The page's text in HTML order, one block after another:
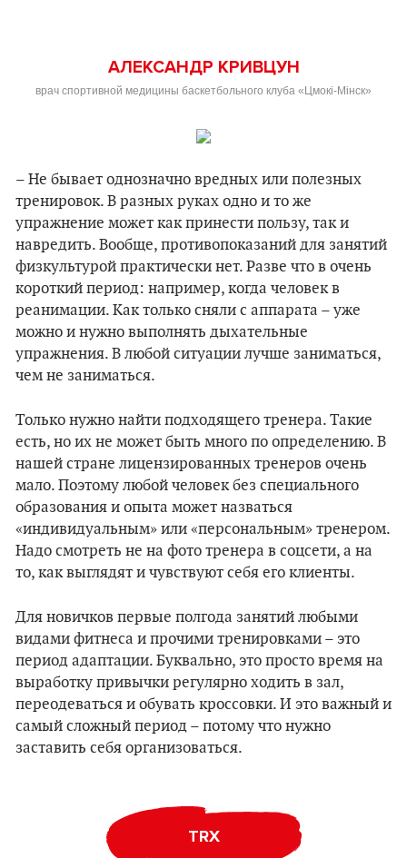
АЛЕКСАНДР КРИВЦУН
врач спортивной медицины баскетбольного клуба «Цмокі-Мінск»
– Не бывает однозначно вредных или полезных
тренировок. В разных руках одно и то же
упражнение может как принести пользу, так и
навредить. Вообще, противопоказаний для занятий
физкультурой практически нет. Разве что в очень
короткий период: например, когда человек в
реанимации. Как только сняли с аппарата – уже
можно и нужно выполнять дыхательные
упражнения. В любой ситуации лучше заниматься,
чем не заниматься.
Только нужно найти подходящего тренера. Такие
есть, но их не может быть много по определению. В
нашей стране лицензированных тренеров очень
мало. Поэтому любой человек без специального
образования и опыта может назваться
«индивидуальным» или «персональным» тренером.
Надо смотреть не на фото тренера в соцсети, а на
то, как выглядят и чувствуют себя его клиенты.
Для новичков первые полгода занятий любыми
видами фитнеса и прочими тренировками – это
период адаптации. Буквально, это просто время на
выработку привычки регулярно ходить в зал,
переодеваться и обувать кроссовки. И это важный и
самый сложный период – потому что нужно
заставить себя организоваться.
TRX